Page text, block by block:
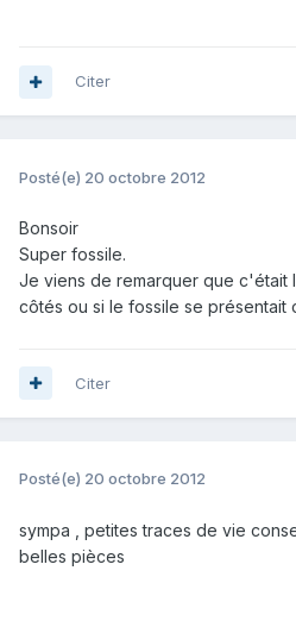
Citer
Posté(e) 20 octobre 2012
Bonsoir
Super fossile.
Je viens de remarquer que c'était
côtés ou si le fossile se présentait
Citer
Posté(e) 20 octobre 2012
sympa , petites traces de vie
belles pièces